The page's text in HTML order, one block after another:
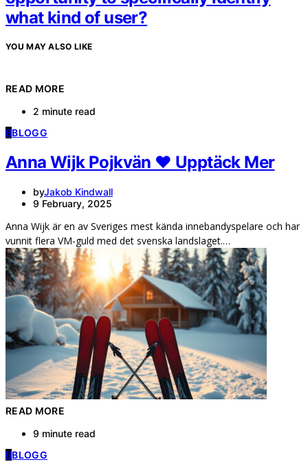
what kind of user?
YOU MAY ALSO LIKE
READ MORE
2 minute read
BBLOGG
Anna Wijk Pojkvän ❤️ Upptäck Mer
byJakob Kindwall
9 February, 2025
Anna Wijk är en av Sveriges mest kända innebandyspelare och har
vunnit flera VM-guld med det svenska landslaget.…
READ MORE
9 minute read
BBLOGG